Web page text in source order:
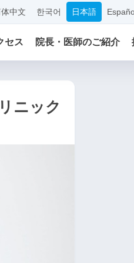
中文 한국어 日本語
セス 院長・医師のご紹介
ニック